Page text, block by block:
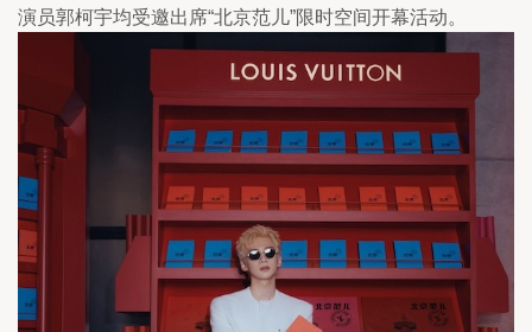
演员郭柯宇均受邀出席“北京范儿”限时空间开幕活动。